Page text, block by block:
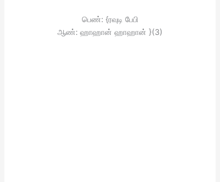
பெண்: {ரவுடி பேபி
ஆண்: ஹாஹான் ஹாஹான் }(3)